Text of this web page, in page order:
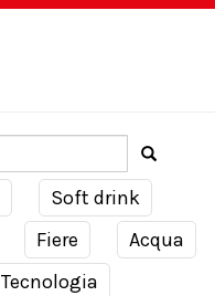
Soft drink
Fiere
Acqua
Tecnologia